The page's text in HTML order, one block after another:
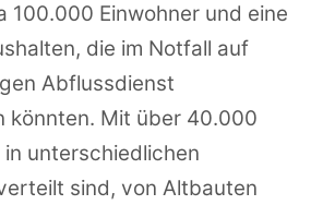
100.000 Einwohner und eine
die im Notfall auf
Abflussdienst
könnten. Mit über 40.000
unterschiedlichen
sind, von Altbauten